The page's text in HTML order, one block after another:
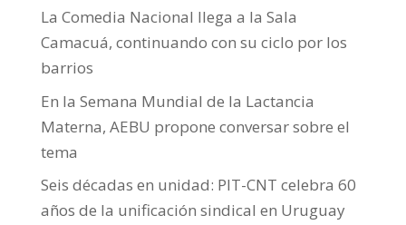
La Comedia Nacional llega a la Sala
Camacuá, continuando con su ciclo por los
barrios
En la Semana Mundial de la Lactancia
Materna, AEBU propone conversar sobre el
tema
Seis décadas en unidad: PIT-CNT celebra 60
años de la unificación sindical en Uruguay